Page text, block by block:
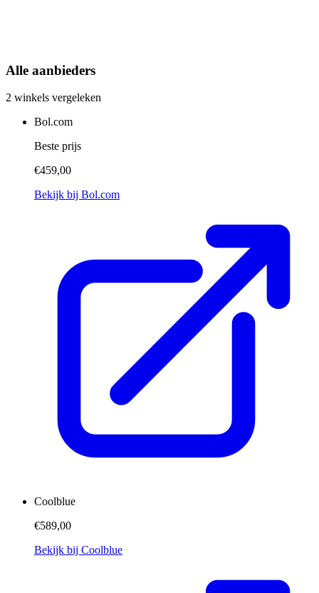
Alle aanbieders
2 winkels vergeleken
Bol.com
Beste prijs
€459,00
Bekijk bij Bol.com
Coolblue
€589,00
Bekijk bij Coolblue